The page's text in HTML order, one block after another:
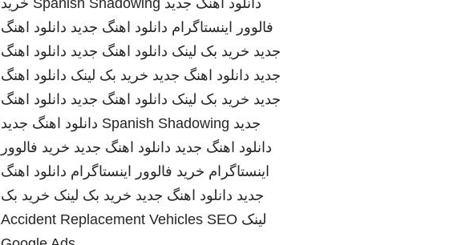
دانلود اهنگ جدید Spanish Shadowing خرید
فالوور اینستاگرام دانلود اهنگ جدید دانلود اهنگ
جدید خرید بک لینک دانلود اهنگ جدید دانلود اهنگ
جدید دانلود اهنگ جدید خرید بک لینک دانلود اهنگ
جدید خرید بک لینک دانلود اهنگ جدید دانلود اهنگ
جدید Spanish Shadowing دانلود اهنگ جدید
دانلود اهنگ جدید دانلود اهنگ جدید خرید فالوور
اینستاگرام خرید فالوور اینستاگرام دانلود اهنگ
جدید دانلود اهنگ جدید خرید بک لینک خرید بک
لینک
Accident Replacement Vehicles SEO